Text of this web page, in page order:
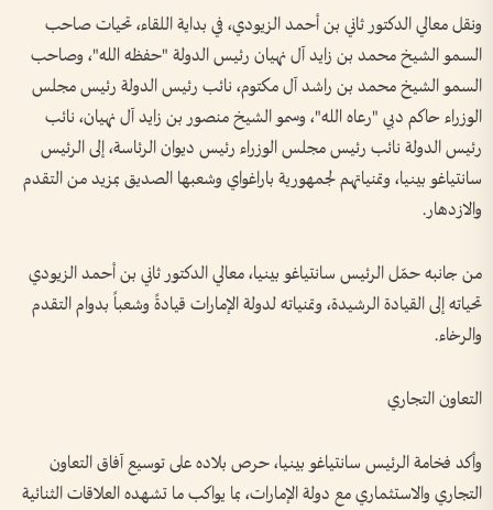
ونقل معالي الدكتور ثاني بن أحمد الزيودي، في بداية اللقاء، تحيات صاحب
السمو الشيخ محمد بن زايد آل نهيان رئيس الدولة "حفظه الله"، وصاحب
السمو الشيخ محمد بن راشد آل مكتوم، نائب رئيس الدولة رئيس مجلس
الوزراء حاكم دبي "رعاه الله"، وسمو الشيخ منصور بن زايد آل نهيان، نائب
رئيس الدولة نائب رئيس مجلس الوزراء رئيس ديوان الرئاسة، إلى الرئيس
سانتياغو بينيا، وتمنياتهم لجمهورية باراغواي وشعبها الصديق بمزيد من التقدم
والازدهار.
من جانبه حمّل الرئيس سانتياغو بينيا، معالي الدكتور ثاني بن أحمد الزيودي
تحياته إلى القيادة الرشيدة، وتمنياته لدولة الإمارات قيادةً وشعباً بدوام التقدم
والرخاء.
التعاون التجاري
وأكد فخامة الرئيس سانتياغو بينيا، حرص بلاده على توسيع آفاق التعاون
التجاري والاستثماري مع دولة الإمارات، بما يواكب ما تشهده العلاقات الثنائية